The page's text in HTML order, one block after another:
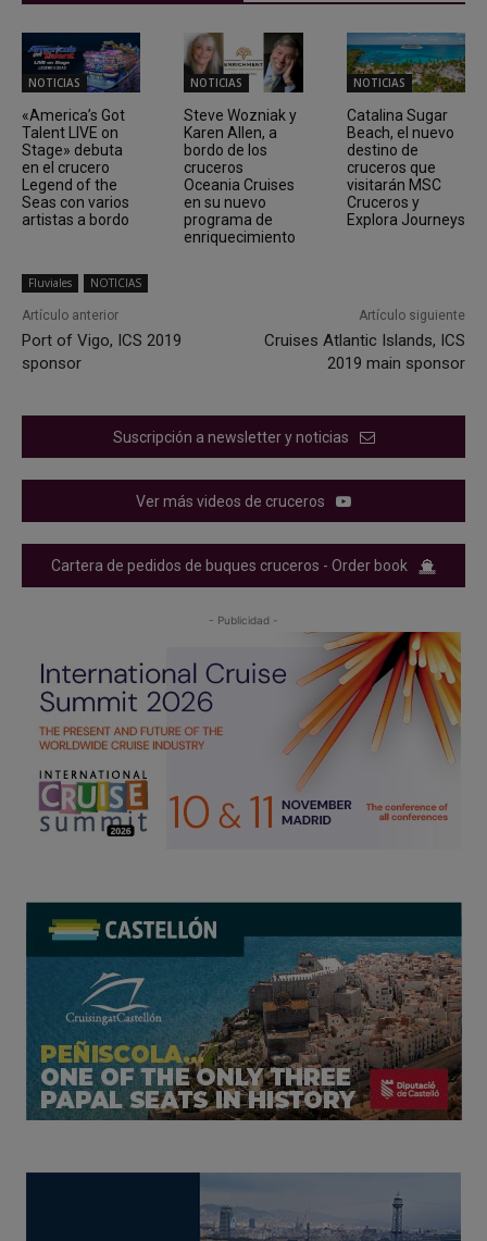
NOTICIAS
«America’s Got
Talent LIVE on
Stage» debuta
en el crucero
Legend of the
Seas con varios
artistas a bordo
NOTICIAS
Steve Wozniak y
Karen Allen, a
bordo de los
cruceros
Oceania Cruises
en su nuevo
programa de
enriquecimiento
NOTICIAS
Catalina Sugar
Beach, el nuevo
destino de
cruceros que
visitarán MSC
Cruceros y
Explora Journeys
Fluviales NOTICIAS
Artículo anterior
Port of Vigo, ICS 2019
sponsor
Artículo siguiente
Cruises Atlantic Islands, ICS
2019 main sponsor
Suscripción a newsletter y noticias
Ver más videos de cruceros
Cartera de pedidos de buques cruceros - Order book
- Publicidad -